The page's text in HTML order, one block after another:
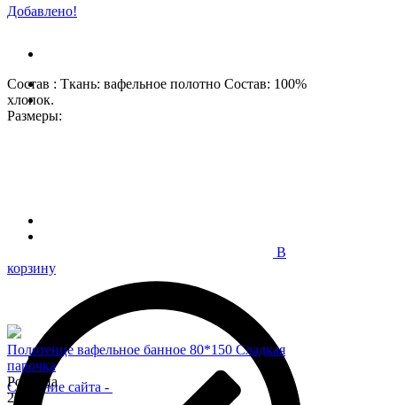
Добавлено!
Состав : Ткань: вафельное полотно Состав: 100%
хлопок.
Размеры:
В
корзину
Полотенце вафельное банное 80*150 Сладкая
парочка
Розница
200
Создание сайта -